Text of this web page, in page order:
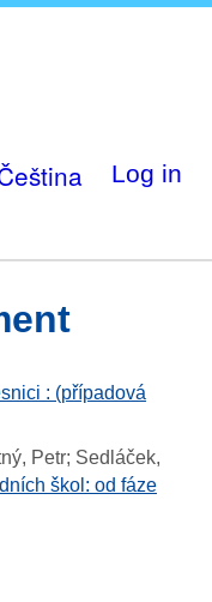
Log in
: (případová
Petr; Sedláček,
škol: od fáze